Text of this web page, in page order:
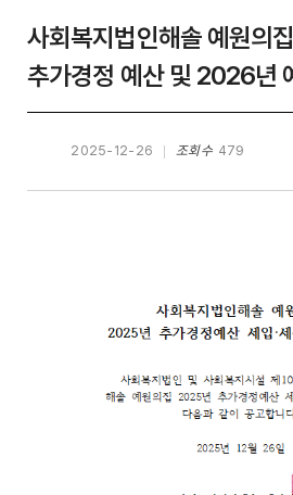
사회복지법인해솔 예원의
추가경정 예산 및 2026년
2025-12-26 조회수 479